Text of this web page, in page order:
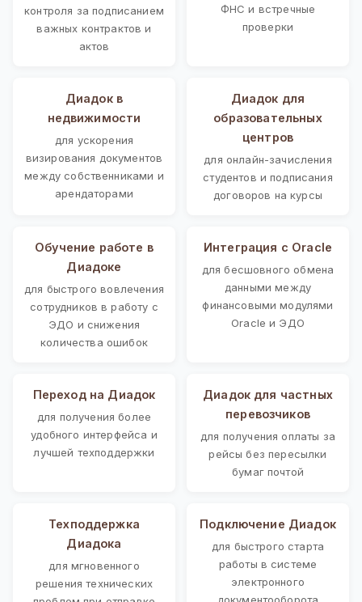
контроля за подписанием
важных контрактов и
актов
ФНС и встречные
проверки
Диадок в
недвижимости
для ускорения
визирования документов
между собственниками и
арендаторами
Диадок для
образовательных
центров
для онлайн-зачисления
студентов и подписания
договоров на курсы
Обучение работе в
Диадоке
для быстрого вовлечения
сотрудников в работу с
ЭДО и снижения
количества ошибок
Интеграция с Oracle
для бесшовного обмена
данными между
финансовыми модулями
Oracle и ЭДО
Переход на Диадок
для получения более
удобного интерфейса и
лучшей техподдержки
Диадок для частных
перевозчиков
для получения оплаты за
рейсы без пересылки
бумаг почтой
Техподдержка
Диадока
для мгновенного
решения технических
Подключение Диадок
для быстрого старта
работы в системе
электронного